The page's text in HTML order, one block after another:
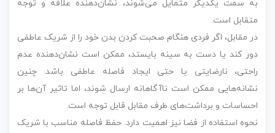
به سمت یکدیگر متمایل می‌شوند، نشان‌دهنده علاقه و توجه
متقابل است.
در مقابل، اگر فردی هنگام صحبت کردن بدن خود را از شریک عاطفی
دور کند یا دست به سینه بایستد، ممکن است نشان‌دهنده عدم
راحتی، نارضایتی یا حتی ایجاد فاصله عاطفی باشد. چنین
نشانه‌هایی ممکن است ناآگاهانه ارسال شوند، اما تاثیر آن‌ها بر
احساسات و برداشت‌های طرف مقابل قابل توجه است.
نحوه استفاده از فضا نیز اهمیت دارد. حفظ فاصله مناسب با شریک